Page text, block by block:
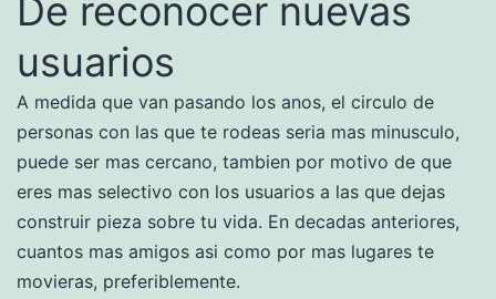
De reconocer nuevas
usuarios
A medida que van pasando los anos, el circulo de
personas con las que te rodeas seri­a mas minusculo,
puede ser mas cercano, tambien por motivo de que
eres mas selectivo con los usuarios a las que dejas
construir pieza sobre tu vida. En decadas anteriores,
cuantos mas amigos asi­ como por mas lugares te
movieras, preferiblemente.